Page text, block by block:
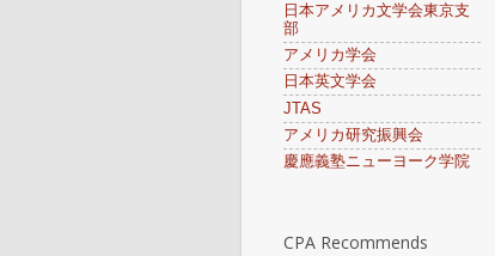
日本アメリカ文学会東京支
部
アメリカ学会
日本英文学会
JTAS
アメリカ研究振興会
慶應義塾ニューヨーク学院
CPA Recommends